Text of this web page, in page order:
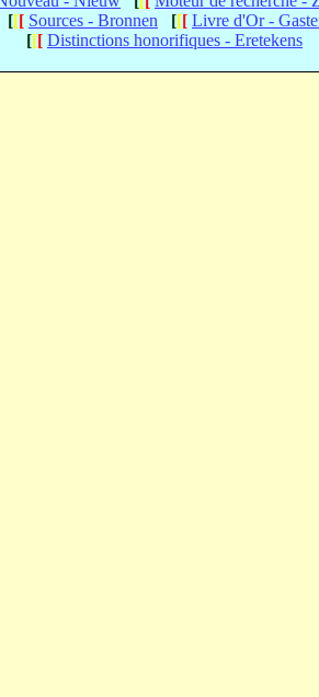
[[[ Sources - Bronnen [[[ Livre d'Or -
[[[ Distinctions honorifiques - Eretekens